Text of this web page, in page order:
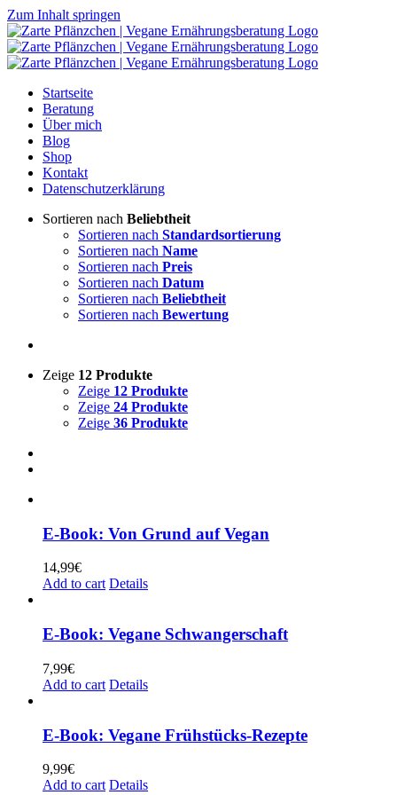
Zum Inhalt springen
Startseite
Beratung
Über mich
Blog
Shop
Kontakt
Datenschutzerklärung
Sortieren nach Beliebtheit
Sortieren nach Standardsortierung
Sortieren nach Name
Sortieren nach Preis
Sortieren nach Datum
Sortieren nach Beliebtheit
Sortieren nach Bewertung
Zeige 12 Produkte
Zeige 12 Produkte
Zeige 24 Produkte
Zeige 36 Produkte
E-Book: Von Grund auf Vegan
14,99€
Add to cart Details
E-Book: Vegane Schwangerschaft
7,99€
Add to cart Details
E-Book: Vegane Frühstücks-Rezepte
9,99€
Add to cart Details